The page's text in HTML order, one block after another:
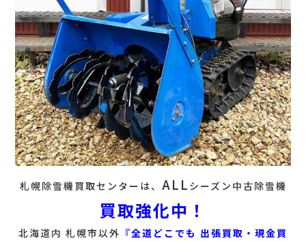
札幌除雪機買取センターは、 ALL シーズン中古除雪機
買取強化中！
北海道内 札幌市以外 『全道どこでも 出張買取・現金買